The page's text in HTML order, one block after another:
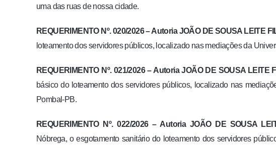
uma das ruas de nossa cidade.
REQUERIMENTO Nº. 020/2026 –AutoriaJOÃO DE SOUSA LEITE
loteamento dos servidores públicos, localizado nas mediações da
REQUERIMENTO Nº. 021/2026 – AutoriaJOÃO DE SOUSA LEITE
básico do loteamento dos servidores públicos, localizado nas
Pombal-PB.
REQUERIMENTO Nº. 022/2026 –Autoria JOÃO DE SOUSA
Nóbrega, o esgotamento sanitário do loteamento dos servidores